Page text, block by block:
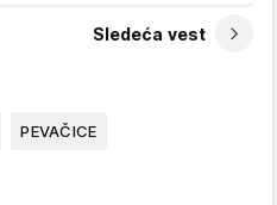
Sledeća vest
PEVAČICE